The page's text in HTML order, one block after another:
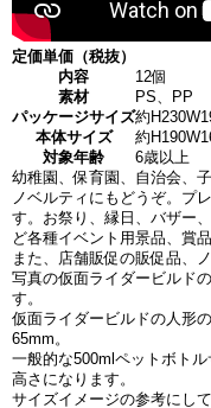
定価単価（税抜）
内容
12個
素材
PS、PP
パッケージサイズ約
本体サイズ
約
対象年齢
6歳以上
幼稚園、保育園、自治会、
ノベルティにもどうぞ。プ
す。お祭り、縁日、バザー
ど各種イベント用景品、賞
また、店舗販促の販促品、
写真の仮面ライダービルド
す。
仮面ライダービルドの人形
65mm。
一般的な500mlペットボト
高さになります。
サイズイメージの参考にして